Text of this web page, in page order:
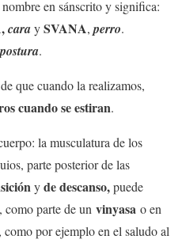
nombre en sánscrito y significa:
caraySVANA, perro.
postura.
que cuando la realizamos,
cuando se estiran.
la musculatura de los
parte posterior de las
yde descanso,puede
como parte de un vinyasa o en
, como por ejemplo en el saludo al